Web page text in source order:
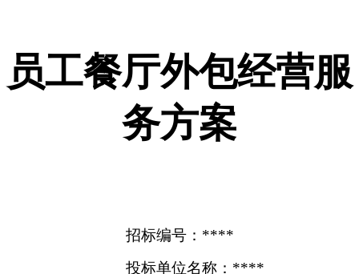
员工餐厅外包经营服
务方案
招标编号：****
投标单位名称：****